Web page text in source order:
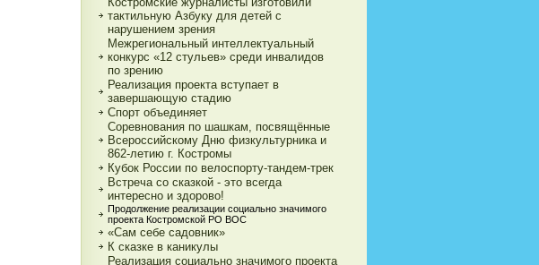
тактильную Азбуку для детей с
нарушением зрения
Межрегиональный интеллектуальный
конкурс «12 стульев» среди инвалидов
по зрению
Реализация проекта вступает в
завершающую стадию
Спорт объединяет
Соревнования по шашкам, посвящённые
Всероссийскому Дню физкультурника и
862-летию г. Костромы
Кубок России по велоспорту-тандем-трек
Встреча со сказкой - это всегда
интересно и здорово!
Продолжение реализации социально значимого
проекта Костромской РО ВОС
«Сам себе садовник»
К сказке в каникулы
Реализация социально значимого проекта